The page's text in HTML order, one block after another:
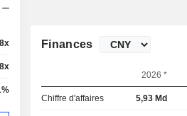
Finances
2026 *
Chiffre d'affaires 5,93 Md